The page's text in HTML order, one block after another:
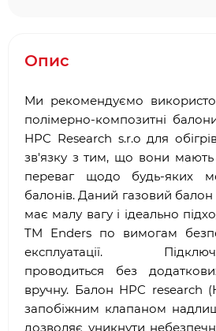
Опис
Ми рекомендуємо
полімерно-композитні
HPC Research s.r.o для
зв'язку з тим, що вони мають
переваг щодо будь-яких
балонів. Даний газовий
має малу вагу і ідеально
TM Enders по вимогам
експлуатації.
проводиться без
вручну. Балон HPC research
запобіжним клапаном
дозволяє уникнути